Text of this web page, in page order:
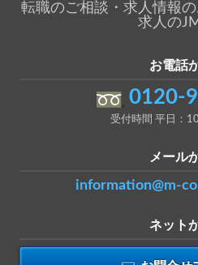
転職のご相談・求人情報
求人の
お電話
0120-
受付時間 平日：
メール
information@m-
ネット